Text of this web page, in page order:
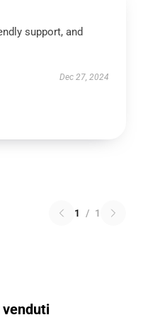
support, and
Dec 27, 2024
1 / 1